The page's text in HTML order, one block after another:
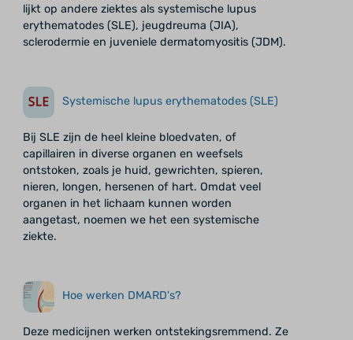
lijkt op andere ziektes als systemische lupus
erythematodes (SLE), jeugdreuma (JIA),
sclerodermie en juveniele dermatomyositis (JDM).
Systemische lupus erythematodes (SLE)
Bij SLE zijn de heel kleine bloedvaten, of
capillairen in diverse organen en weefsels
ontstoken, zoals je huid, gewrichten, spieren,
nieren, longen, hersenen of hart. Omdat veel
organen in het lichaam kunnen worden
aangetast, noemen we het een systemische
ziekte.
Hoe werken DMARD's?
Deze medicijnen werken ontstekingsremmend. Ze